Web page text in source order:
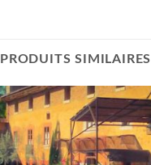
PRODUITS SIMILAIRES